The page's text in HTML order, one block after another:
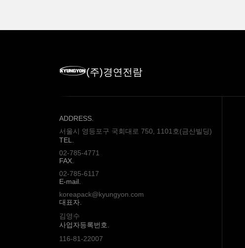
(주)경연전람
ADDRESS.
서울시 영등포구 국회대로 750, 1101호(금산빌딩)
TEL.
02-785-4771
FAX.
02-785-6117
E-mail.
koreapack@kyungyon.com
대표자.
김영수
사업자등록번호.
116-81-22007